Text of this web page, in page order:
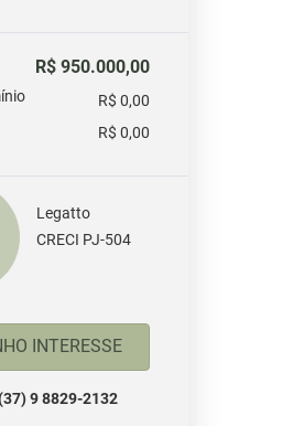
R$ 950.000,00
R$ 0,00
R$ 0,00
Legatto
CRECI PJ-504
TENHO INTERESSE
9 8829-2132